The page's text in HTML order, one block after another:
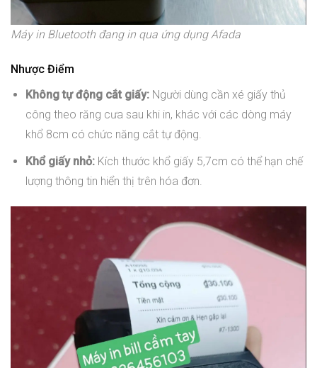
Máy in Bluetooth đang in qua ứng dụng Afada
Nhược Điểm
Không tự động cắt giấy:Người dùng cần xé giấy thủ
công theo răng cưa sau khi in, khác với các dòng máy
khổ 8cm có chức năng cắt tự động.
Khổ giấy nhỏ:Kích thước khổ giấy 5,7cm có thể hạn chế
lượng thông tin hiển thị trên hóa đơn.